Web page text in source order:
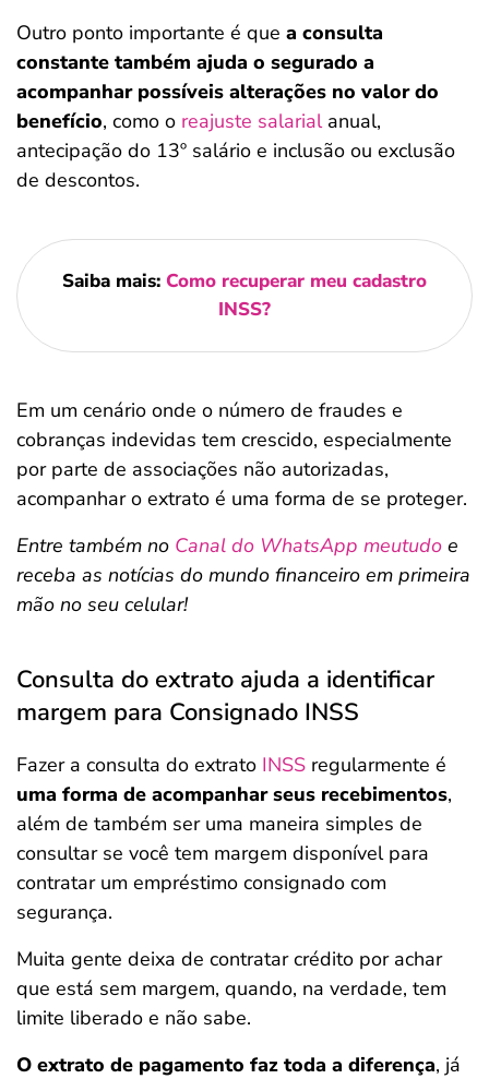
Outro ponto importante é que a consulta
constante também ajuda o segurado a
acompanhar possíveis alterações no valor do
benefício, como o reajuste salarialanual,
antecipação do 13º salário e inclusão ou exclusão
de descontos.
Saiba mais: Como recuperar meu cadastro
INSS?
Em um cenário onde o número de fraudes e
cobranças indevidas tem crescido, especialmente
por parte de associações não autorizadas,
acompanhar o extrato é uma forma de se proteger.
Entre também no Canal do WhatsApp meutudo e
receba as notícias do mundo financeiro em primeira
mão no seu celular!
Consulta do extrato ajuda a identificar
margem para Consignado INSS
Fazer a consulta do extrato INSS regularmente é
uma forma de acompanhar seus recebimentos,
além de também ser uma maneira simples de
consultar se você tem margem disponível para
contratar um empréstimo consignado com
segurança.
Muita gente deixa de contratar crédito por achar
que está sem margem, quando, na verdade, tem
limite liberado e não sabe.
O extrato de pagamento faz toda a diferença, já